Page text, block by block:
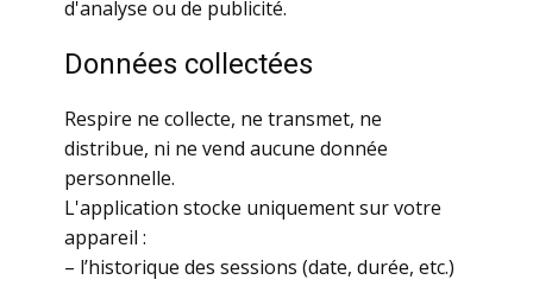
d'analyse ou de publicité.
Données collectées
Respire ne collecte, ne transmet, ne
distribue, ni ne vend aucune donnée
personnelle.
L'application stocke uniquement sur votre
appareil :
– l’historique des sessions (date, durée, etc.)